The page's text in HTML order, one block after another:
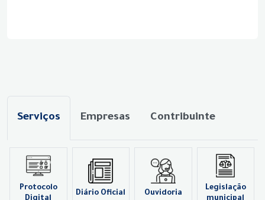
Serviços Empresas Contribuinte
Protocolo
Diário Oficial Ouvidoria
Legislação